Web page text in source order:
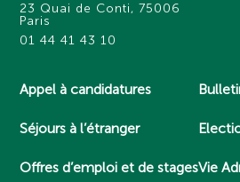
23 Quai de Conti, 75006
Paris
01 44 41 43 10
Appel à candidatures
Séjours à l’étranger
Offres d’emploi et de stagesVie